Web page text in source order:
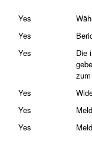
Yes
Yes
Yes
Die
Yes
Yes
Yes